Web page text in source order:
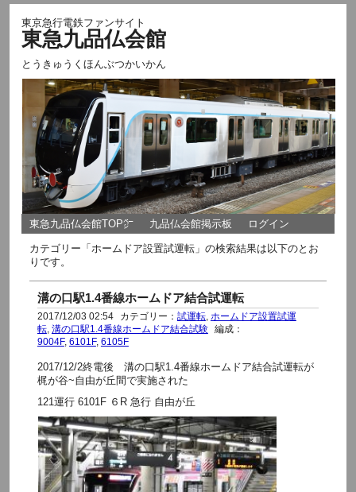
東京急行電鉄ファンサイト
東急九品仏会館
とうきゅうくほんぶつかいかん
東急九品仏会館TOP㌻ 九品仏会館掲示板 ログイン
カテゴリー「ホームドア設置試運転」の検索結果は以下のとお
りです。
溝の口駅1.4番線ホームドア結合試運転
2017/12/03 02:54 カテゴリー： 試運転, ホームドア設置試運
転, 溝の口駅1.4番線ホームドア結合試験
編成：
9004F, 6101F, 6105F
2017/12/2終電後 溝の口駅1.4番線ホームドア結合試運転が
梶が谷~自由が丘間で実施された
121運行 6101F ６R 急行 自由が丘